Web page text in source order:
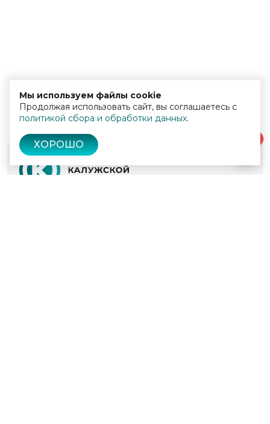
Мы используем файлы cookie
Продолжая использовать сайт, вы соглашаетесь с
политикой сбора и обработки данных.
ХОРОШО